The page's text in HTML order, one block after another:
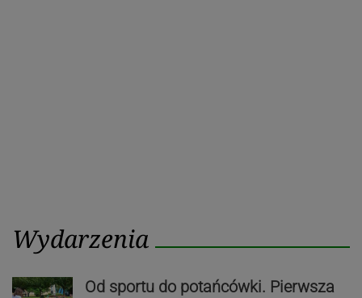
Wydarzenia
Od sportu do potańcówki. Pierwsza